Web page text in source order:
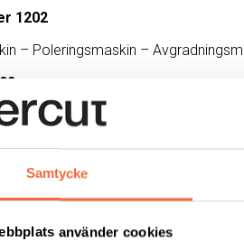
Samtycke
använder cookies
1202
– Poleringsmaskin –
1606